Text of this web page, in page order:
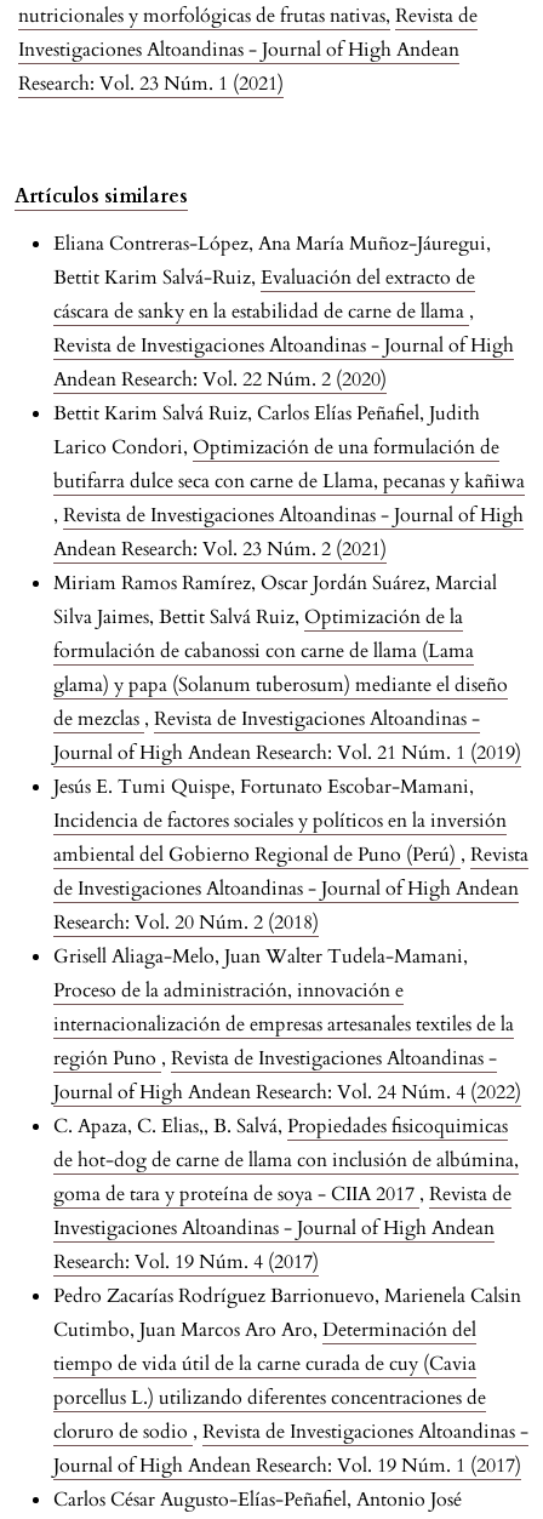
nutricionales y morfológicas de frutas nativas, Revista de
Investigaciones Altoandinas - Journal of High Andean
Research: Vol. 23 Núm. 1 (2021)
Artículos similares
Eliana Contreras-López, Ana María Muñoz-Jáuregui,
Bettit Karim Salvá-Ruiz, Evaluación del extracto de
cáscara de sanky en la estabilidad de carne de llama ,
Revista de Investigaciones Altoandinas - Journal of High
Andean Research: Vol. 22 Núm. 2 (2020)
Bettit Karim Salvá Ruiz, Carlos Elías Peñafiel, Judith
Larico Condori, Optimización de una formulación de
butifarra dulce seca con carne de Llama, pecanas y kañiwa
, Revista de Investigaciones Altoandinas - Journal of High
Andean Research: Vol. 23 Núm. 2 (2021)
Miriam Ramos Ramírez, Oscar Jordán Suárez, Marcial
Silva Jaimes, Bettit Salvá Ruiz, Optimización de la
formulación de cabanossi con carne de llama (Lama
glama) y papa (Solanum tuberosum) mediante el diseño
de mezclas , Revista de Investigaciones Altoandinas -
Journal of High Andean Research: Vol. 21 Núm. 1 (2019)
Jesús E. Tumi Quispe, Fortunato Escobar-Mamani,
Incidencia de factores sociales y políticos en la inversión
ambiental del Gobierno Regional de Puno (Perú) , Revista
de Investigaciones Altoandinas - Journal of High Andean
Research: Vol. 20 Núm. 2 (2018)
Grisell Aliaga-Melo, Juan Walter Tudela-Mamani,
Proceso de la administración, innovación e
internacionalización de empresas artesanales textiles de la
región Puno , Revista de Investigaciones Altoandinas -
Journal of High Andean Research: Vol. 24 Núm. 4 (2022)
C. Apaza, C. Elias,, B. Salvá, Propiedades fisicoquimicas
de hot-dog de carne de llama con inclusión de albúmina,
goma de tara y proteína de soya - CIIA 2017 , Revista de
Investigaciones Altoandinas - Journal of High Andean
Research: Vol. 19 Núm. 4 (2017)
Pedro Zacarías Rodríguez Barrionuevo, Marienela Calsin
Cutimbo, Juan Marcos Aro Aro, Determinación del
tiempo de vida útil de la carne curada de cuy (Cavia
porcellus L.) utilizando diferentes concentraciones de
cloruro de sodio , Revista de Investigaciones Altoandinas -
Journal of High Andean Research: Vol. 19 Núm. 1 (2017)
Carlos César Augusto-Elías-Peñafiel, Antonio José